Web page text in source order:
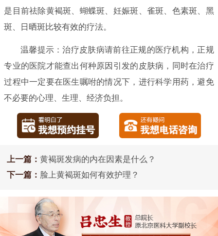
是目前祛除黄褐斑、蝴蝶斑、妊娠斑、雀斑、色素斑、黑
斑、日晒斑比较有效的疗法。
温馨提示：治疗皮肤病请前往正规的医疗机构，正规
专业的医院才能查出何种原因引发的皮肤病，同时在治疗
过程中一定要在医生嘱咐的情况下，进行科学用药，避免
不必要的心理、生理、经济负担。
上一篇： 黄褐斑发病的内在因素是什么？
下一篇： 脸上黄褐斑如何有效护理？